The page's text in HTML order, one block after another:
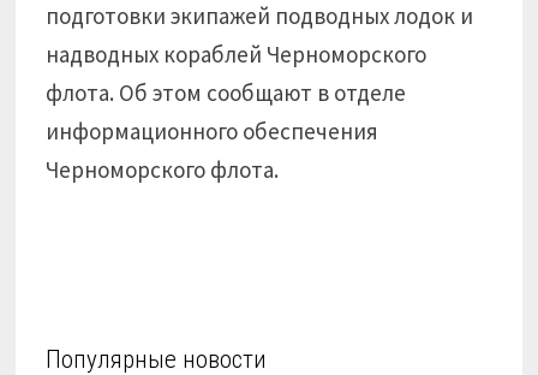
подготовки экипажей подводных лодок и
надводных кораблей Черноморского
флота. Об этом сообщают в отделе
информационного обеспечения
Черноморского флота.
Популярные новости